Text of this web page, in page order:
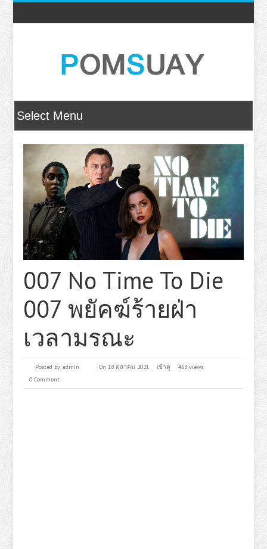
007 No Time To Die
007 พยัคฆ์ร้ายฝ่า
เวลามรณะ
Posted by admin On 18 ตุลาคม 2021 เข้าดู
463 views
0 Comment